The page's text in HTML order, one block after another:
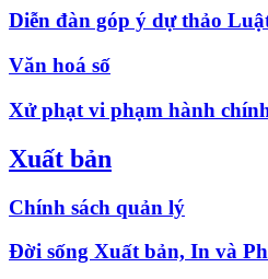
Diễn đàn góp ý dự thảo
Văn hoá số
Xử phạt vi phạm hành
Xuất bản
Chính sách quản lý
Đời sống Xuất bản, In và